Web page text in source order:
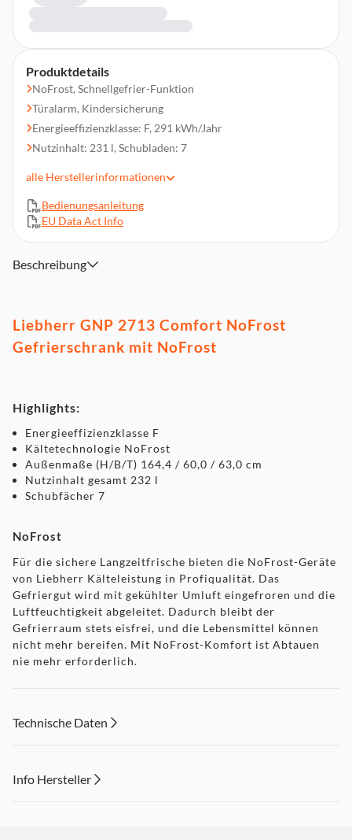
Produktdetails
NoFrost, Schnellgefrier-Funktion
Türalarm, Kindersicherung
Energieeffizienzklasse: F, 291 kWh/Jahr
Nutzinhalt: 231 l, Schubladen: 7
Display, Tasten-Bedienung
VarioSpace, Transportrollen
Abmessungen (HxBxT): 164.4 x 60 x 63 cm, Gewicht: 63,6 kg
alle Herstellerinformationen
Bedienungsanleitung
EU Data Act Info
Beschreibung
Liebherr GNP 2713 Comfort NoFrost
Gefrierschrank mit NoFrost
Highlights:
Energieeffizienzklasse F
Kältetechnologie NoFrost
Außenmaße (H/B/T) 164,4 / 60,0 / 63,0 cm
Nutzinhalt gesamt 232 l
Schubfächer 7
NoFrost
Für die sichere Langzeitfrische bieten die NoFrost-Geräte
von Liebherr Kälteleistung in Profiqualität. Das
Gefriergut wird mit gekühlter Umluft eingefroren und die
Luftfeuchtigkeit abgeleitet. Dadurch bleibt der
Gefrierraum stets eisfrei, und die Lebensmittel können
nicht mehr bereifen. Mit NoFrost-Komfort ist Abtauen
nie mehr erforderlich.
Die SuperFrost-Automatik macht das Einfrieren zum
°C und schafft so die Kältereserve für vitaminschonendes
Technische Daten
Info Hersteller